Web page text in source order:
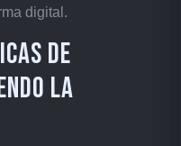
digital.
de
la